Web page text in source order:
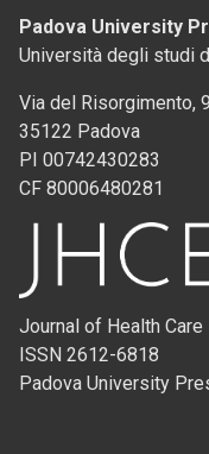
Padova University
Università degli studi
Via del Risorgimento, 9
35122 Padova
PI 00742430283
CF 80006480281
Journal of Health
ISSN 2612-6818
Padova University